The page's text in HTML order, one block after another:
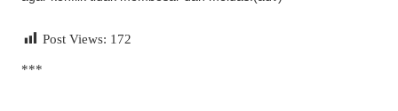
Post Views: 172
***